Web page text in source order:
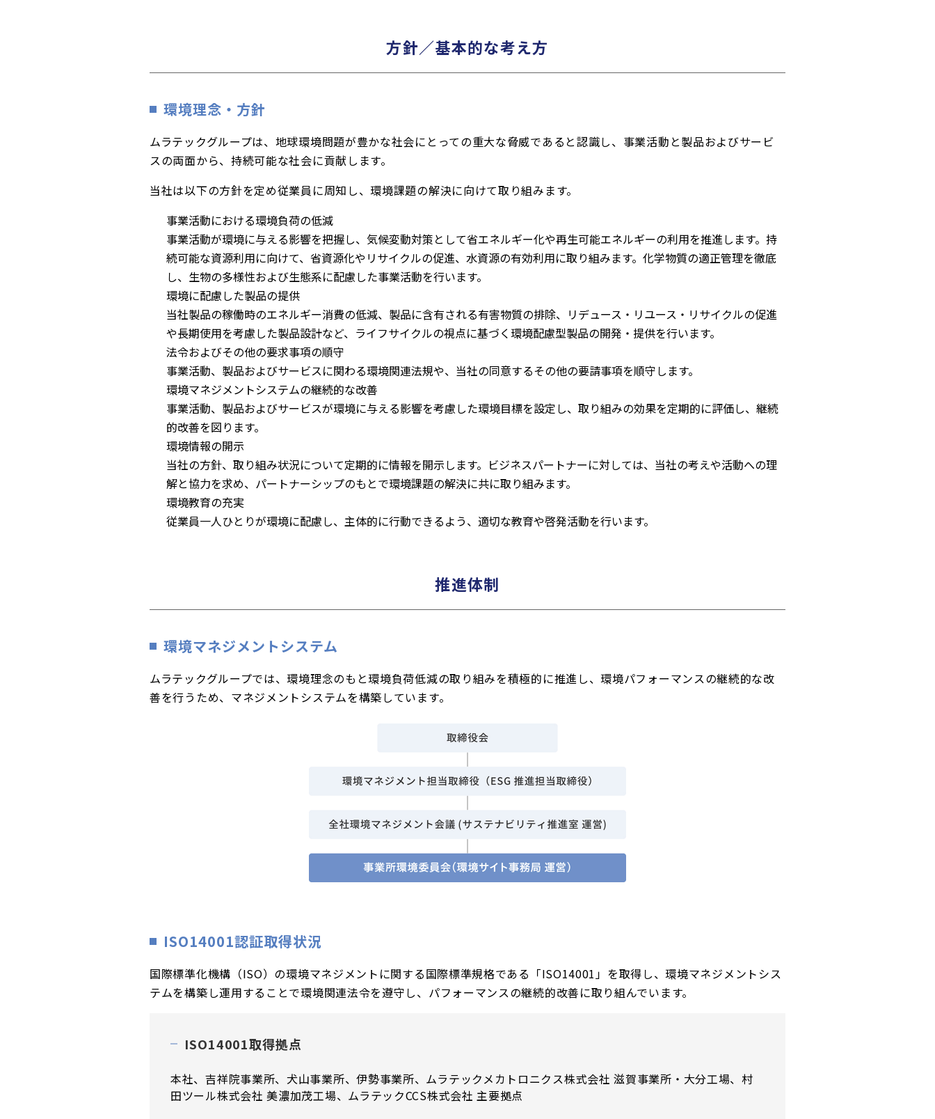
方針／基本的な考え方
環境理念・方針
ムラテックグループは、地球環境問題が豊かな社会にとっての重大な脅威であると認識し、事業活動と製品およびサービ
スの両面から、持続可能な社会に貢献します。
当社は以下の方針を定め従業員に周知し、環境課題の解決に向けて取り組みます。
事業活動における環境負荷の低減
事業活動が環境に与える影響を把握し、気候変動対策として省エネルギー化や再生可能エネルギーの利用を推進します。持
続可能な資源利用に向けて、省資源化やリサイクルの促進、水資源の有効利用に取り組みます。化学物質の適正管理を徹底
し、生物の多様性および生態系に配慮した事業活動を行います。
環境に配慮した製品の提供
当社製品の稼働時のエネルギー消費の低減、製品に含有される有害物質の排除、リデュース・リユース・リサイクルの促進
や長期使用を考慮した製品設計など、ライフサイクルの視点に基づく環境配慮型製品の開発・提供を行います。
法令およびその他の要求事項の順守
事業活動、製品およびサービスに関わる環境関連法規や、当社の同意するその他の要請事項を順守します。
環境マネジメントシステムの継続的な改善
事業活動、製品およびサービスが環境に与える影響を考慮した環境目標を設定し、取り組みの効果を定期的に評価し、継続
的改善を図ります。
環境情報の開示
当社の方針、取り組み状況について定期的に情報を開示します。ビジネスパートナーに対しては、当社の考えや活動への理
解と協力を求め、パートナーシップのもとで環境課題の解決に共に取り組みます。
環境教育の充実
従業員一人ひとりが環境に配慮し、主体的に行動できるよう、適切な教育や啓発活動を行います。
推進体制
環境マネジメントシステム
ムラテックグループでは、環境理念のもと環境負荷低減の取り組みを積極的に推進し、環境パフォーマンスの継続的な改
善を行うため、マネジメントシステムを構築しています。
ISO14001認証取得状況
国際標準化機構（ISO）の環境マネジメントに関する国際標準規格である「ISO14001」を取得し、環境マネジメントシス
テムを構築し運用することで環境関連法令を遵守し、パフォーマンスの継続的改善に取り組んでいます。
ISO14001取得拠点
本社、吉祥院事業所、犬山事業所、伊勢事業所、ムラテックメカトロニクス株式会社 滋賀事業所・大分工場、村
田ツール株式会社 美濃加茂工場、ムラテックCCS株式会社 主要拠点